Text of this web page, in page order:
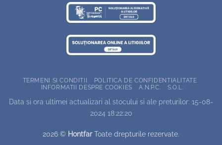
TERMENI SI CONDITII
POLITICA DE CONFIDENTIALITATE
INFORMATII DESPRE COOKIES
A.N.P.C. S.O.L.
Data si ora ultimei actualizari al stocului si ale preturilor: 15-08-
2024 18:22:20
2026 © HontfarToate drepturile rezervate.